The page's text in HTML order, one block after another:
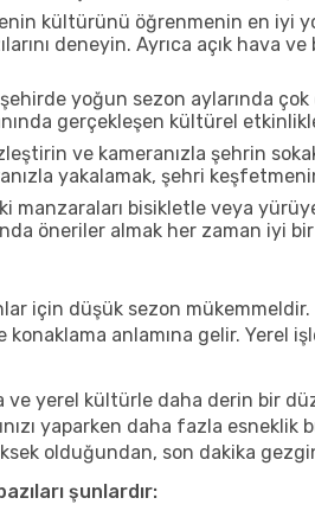
kültürünü öğrenmenin en iyi
deneyin. Ayrıca açık hava
yoğun sezon aylarında
gerçekleşen kültürel
ve kameranızla şehrin
yakalamak, şehri
manzaraları bisikletle veya
öneriler almak her zaman iyi
için düşük sezon
anlamına gelir. Yerel
yerel kültürle daha derin bir
yaparken daha fazla
olduğundan, son dakika
şunlardır: